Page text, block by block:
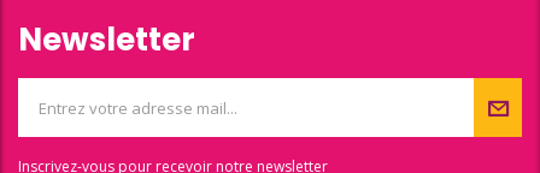
Newsletter
Inscrivez-vous pour recevoir notre newsletter